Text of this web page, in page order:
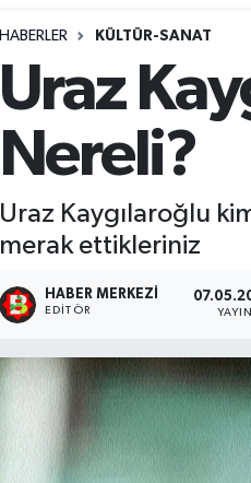
HABERLER KÜLTÜR-SANAT
Uraz
Nereli?
Uraz Kaygılaroğlu
merak ettikleriniz
HABER MERKEZI
EDITÖR